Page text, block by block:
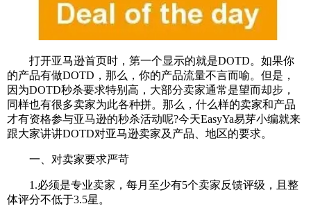
打开亚马逊首页时，第一个显示的就是DOTD。如果你
的产品有做DOTD，那么，你的产品流量不言而喻。但是，
因为DOTD秒杀要求特别高，大部分卖家通常是望而却步，
同样也有很多卖家为此各种拼。那么，什么样的卖家和产品
才有资格参与亚马逊的秒杀活动呢?今天EasyYa易芽小编就来
跟大家讲讲DOTD对亚马逊卖家及产品、地区的要求。
一、对卖家要求严苛
1.必须是专业卖家，每月至少有5个卖家反馈评级，且整
体评分不低于3.5星。